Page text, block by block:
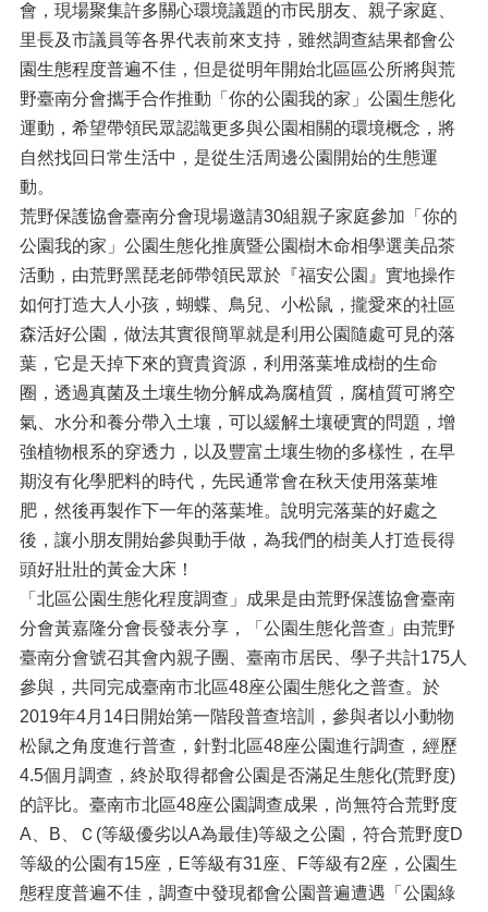
會，現場聚集許多關心環境議題的市民朋友、親子家庭、
里長及市議員等各界代表前來支持，雖然調查結果都會公
園生態程度普遍不佳，但是從明年開始北區區公所將與荒
野臺南分會攜手合作推動「你的公園我的家」公園生態化
運動，希望帶領民眾認識更多與公園相關的環境概念，將
自然找回日常生活中，是從生活周邊公園開始的生態運
動。
荒野保護協會臺南分會現場邀請30組親子家庭參加「你的
公園我的家」公園生態化推廣暨公園樹木命相學選美品茶
活動，由荒野黑琵老師帶領民眾於『福安公園』實地操作
如何打造大人小孩，蝴蝶、鳥兒、小松鼠，攏愛來的社區
森活好公園，做法其實很簡單就是利用公園隨處可見的落
葉，它是天掉下來的寶貴資源，利用落葉堆成樹的生命
圈，透過真菌及土壤生物分解成為腐植質，腐植質可將空
氣、水分和養分帶入土壤，可以緩解土壤硬實的問題，增
強植物根系的穿透力，以及豐富土壤生物的多樣性，在早
期沒有化學肥料的時代，先民通常會在秋天使用落葉堆
肥，然後再製作下一年的落葉堆。說明完落葉的好處之
後，讓小朋友開始參與動手做，為我們的樹美人打造長得
頭好壯壯的黃金大床！
「北區公園生態化程度調查」成果是由荒野保護協會臺南
分會黃嘉隆分會長發表分享，「公園生態化普查」由荒野
臺南分會號召其會內親子團、臺南市居民、學子共計175人
參與，共同完成臺南市北區48座公園生態化之普查。於
2019年4月14日開始第一階段普查培訓，參與者以小動物
松鼠之角度進行普查，針對北區48座公園進行調查，經歷
4.5個月調查，終於取得都會公園是否滿足生態化(荒野度)
的評比。臺南市北區48座公園調查成果，尚無符合荒野度
A、B、Ｃ(等級優劣以A為最佳)等級之公園，符合荒野度D
等級的公園有15座，E等級有31座、F等級有2座，公園生
態程度普遍不佳，調查中發現都會公園普遍遭遇「公園綠